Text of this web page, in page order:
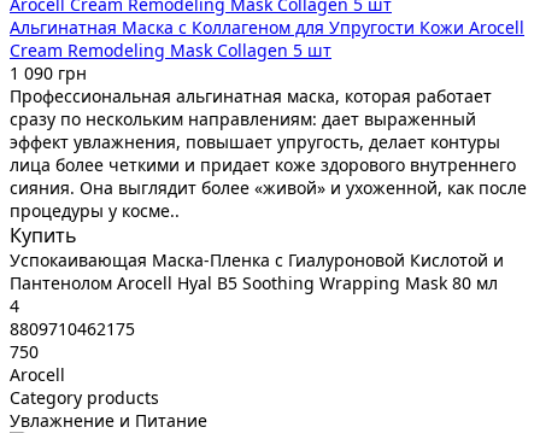
Альгинатная Маска с Коллагеном для Упругости Кожи Arocell
Cream Remodeling Mask Collagen 5 шт
1 090 грн
Профессиональная альгинатная маска, которая работает
сразу по нескольким направлениям: дает выраженный
эффект увлажнения, повышает упругость, делает контуры
лица более четкими и придает коже здорового внутреннего
сияния. Она выглядит более «живой» и ухоженной, как после
процедуры у косме..
Купить
Успокаивающая Маска-Пленка с Гиалуроновой Кислотой и
Пантенолом Arocell Hyal B5 Soothing Wrapping Mask 80 мл
4
8809710462175
750
Arocell
Category products
Увлажнение и Питание